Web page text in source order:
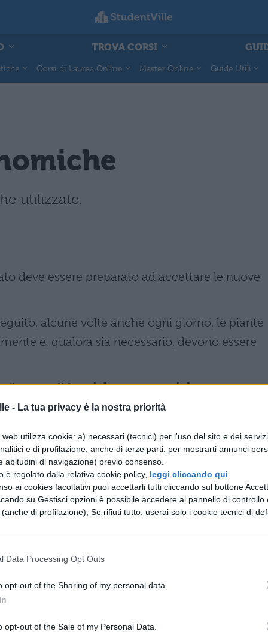
- La tua privacy è la nostra priorità
utilizza cookie: a) necessari (tecnici) per l'uso del sito e dei
e di profilazione, anche di terze parti, per mostrarti annunci
abitudini di navigazione) previo consenso.
è regolato dalla relativa cookie policy, leggi cliccando qui
ai cookies facoltativi puoi accettarli tutti cliccando sul bottone
su Gestisci opzioni è possibile accedere al pannello di controllo
di profilazione); Se rifiuti tutto, userai solo i cookie tecnici di
Data Processing Opt Outs
opt-out of the Sharing of my personal data.
opt-out of the Sale of my Personal Data.
TROVA CORSI
Corsi di Laurea Online Master Online Guide Utili
utilizzate.
deve essere preparato ad accettare le nuove
alcune volte anche ogni giorno, le piante
e, qualora sia necessario, devono essere
il nome ditecniche agronomiche.
il terreno)
del terreno)
coltivato, da fiumi, pozzi, canali)
rinforza il terreno, aggiungendo Sali minerali ed
ne migliorano le proprietà chimiche. Può